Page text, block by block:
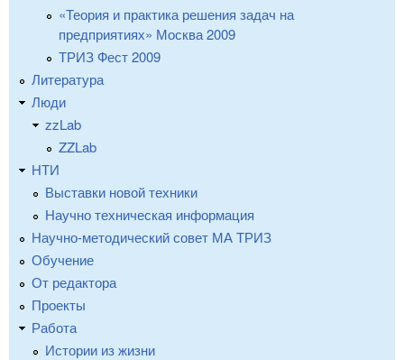
«Теория и практика решения задач на
предприятиях» Москва 2009
ТРИЗ Фест 2009
Литература
Люди
zzLab
ZZLab
НТИ
Выставки новой техники
Научно техническая информация
Научно-методический совет МА ТРИЗ
Обучение
От редактора
Проекты
Работа
Истории из жизни